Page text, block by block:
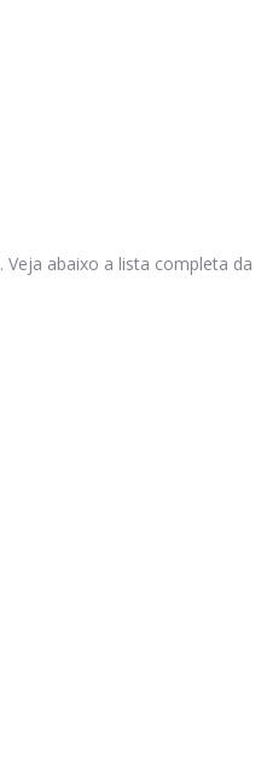
abaixo a lista completa da